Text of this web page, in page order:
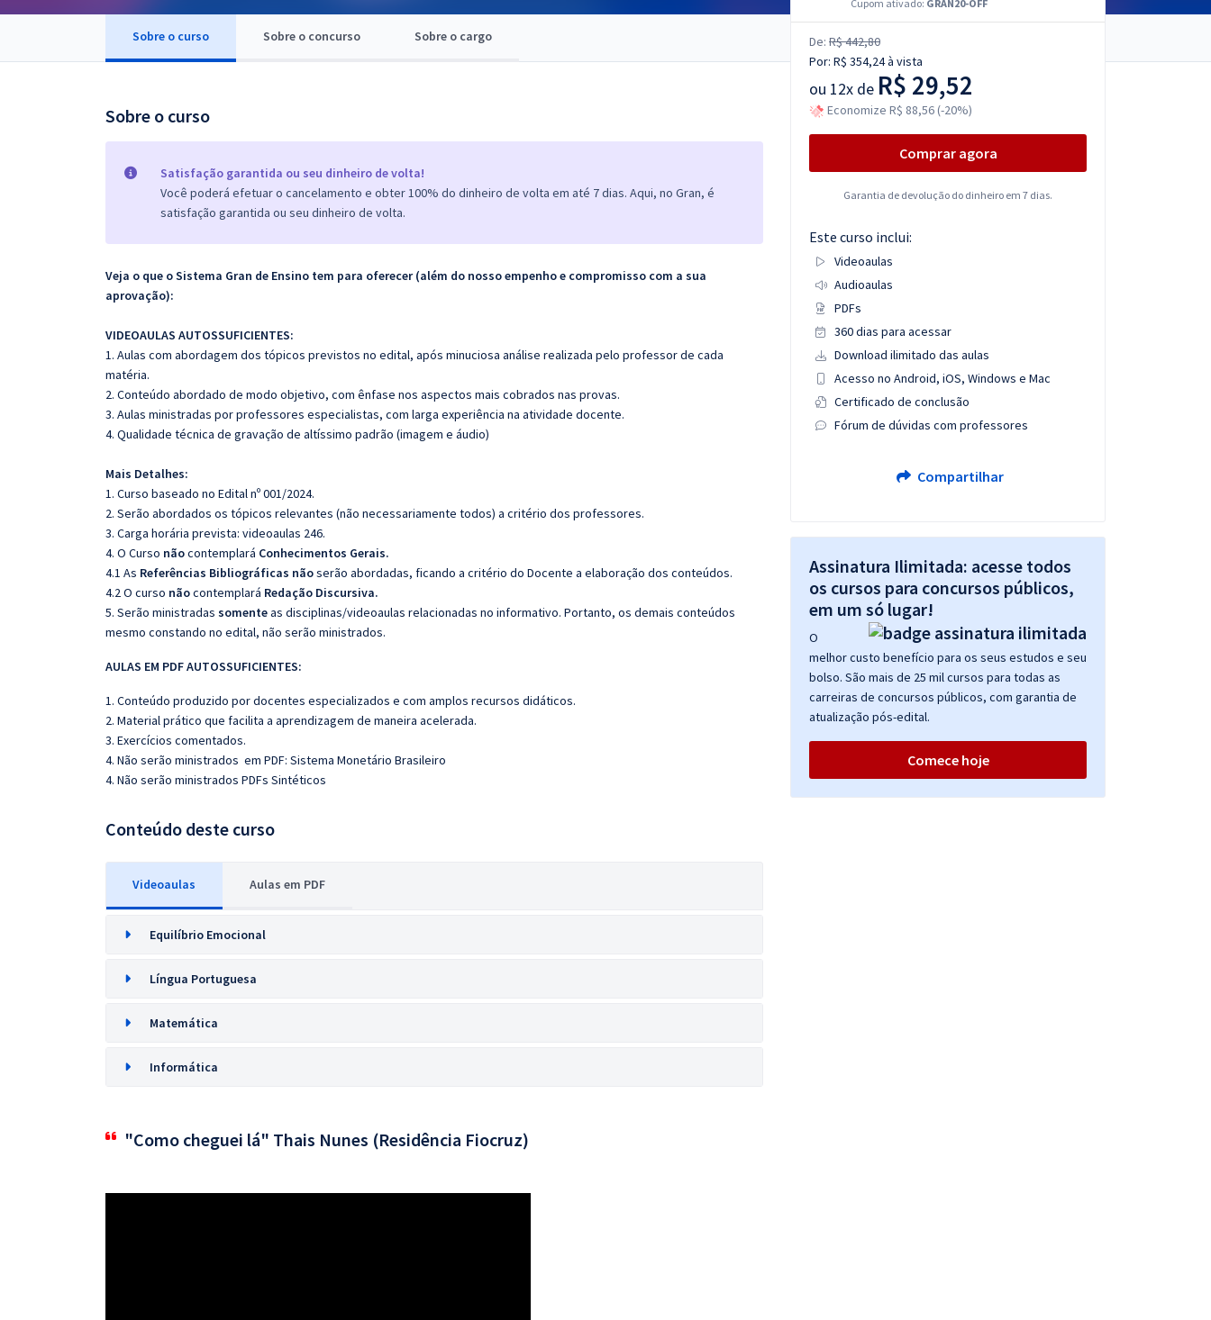
Pós
Sobre o curso Sobre o concurso Sobre o cargo
Sobre o curso
Satisfação garantida ou seu dinheiro de volta!
Você poderá efetuar o cancelamento e obter 100% do dinheiro de volta em até 7 dias. Aqui, no Gran, é
satisfação garantida ou seu dinheiro de volta.
Veja o que o Sistema Gran de Ensino tem para oferecer (além do nosso empenho e compromisso com a sua
aprovação):
VIDEOAULAS AUTOSSUFICIENTES:
1. Aulas com abordagem dos tópicos previstos no edital, após minuciosa análise realizada pelo professor de cada
matéria.
2. Conteúdo abordado de modo objetivo, com ênfase nos aspectos mais cobrados nas provas.
3. Aulas ministradas por professores especialistas, com larga experiência na atividade docente.
4. Qualidade técnica de gravação de altíssimo padrão (imagem e áudio)
Mais Detalhes:
1. Curso baseado no Edital nº 001/2024.
2. Serão abordados os tópicos relevantes (não necessariamente todos) a critério dos professores.
3. Carga horária prevista: videoaulas 246.
4. O Curso nãocontemplará Conhecimentos Gerais.
4.1 As Referências Bibliográficas nãoserão abordadas, ficando a critério do Docente a elaboração dos conteúdos.
4.2 O curso nãocontemplará Redação Discursiva.
5. Serão ministradas somenteas disciplinas/videoaulas relacionadas no informativo. Portanto, os demais conteúdos
mesmo constando no edital, não serão ministrados.
AULAS EM PDF AUTOSSUFICIENTES:
1. Conteúdo produzido por docentes especializados e com amplos recursos didáticos.
2. Material prático que facilita a aprendizagem de maneira acelerada.
3. Exercícios comentados.
4. Não serão ministrados em PDF: Sistema Monetário Brasileiro
4. Não serão ministrados PDFs Sintéticos
Conteúdo deste curso
Videoaulas Aulas em PDF
Equilíbrio Emocional
Língua Portuguesa
Matemática
Informática
"Como cheguei lá" Thais Nunes (Residência Fiocruz)
Cupom ativado: GRAN20-OFF
De: R$ 442,80
Por: R$ 354,24à vista
ou 12x de R$ 29,52
Economize R$ 88,56 (-20%)
Comprar agora
Garantia de devolução do dinheiro em 7 dias.
Este curso inclui:
Videoaulas
Audioaulas
PDFs
360 dias para acessar
Download ilimitado das aulas
Acesso no Android, iOS, Windows e Mac
Certificado de conclusão
Fórum de dúvidas com professores
Compartilhar
Assinatura Ilimitada: acesse todos
os cursos para concursos públicos,
em um só lugar!
O
melhor custo benefício para os seus estudos e seu
bolso. São mais de 25 mil cursos para todas as
carreiras de concursos públicos, com garantia de
atualização pós-edital.
Comece hoje